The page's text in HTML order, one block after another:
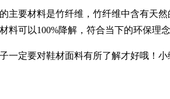
要材料是竹纤维，竹纤维中含有天
可以100%降解，符合当下的环保理念
一定要对鞋材面料有所了解才好哦！